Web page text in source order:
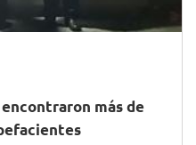
más de